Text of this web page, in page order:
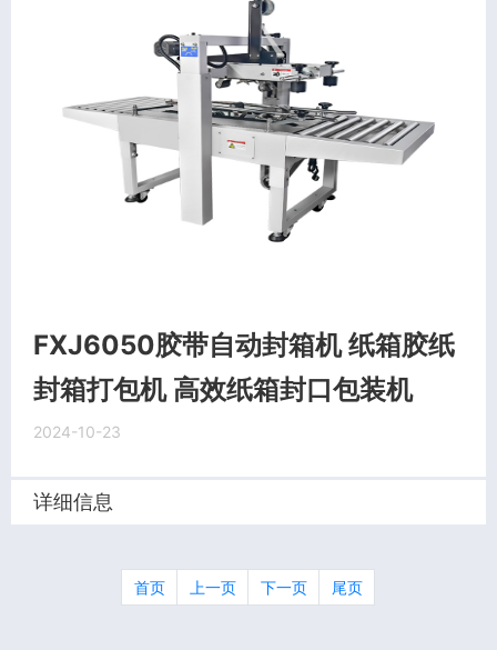
FXJ6050胶带自动封箱机 纸箱胶纸
封箱打包机 高效纸箱封口包装机
2024-10-23
详细信息
首页 上一页 下一页 尾页